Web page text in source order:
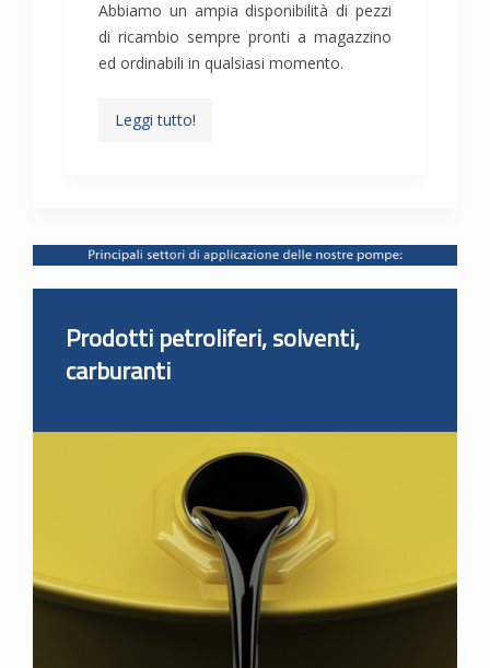
Abbiamo un ampia disponibilità di pezzi
di ricambio sempre pronti a magazzino
ed ordinabili in qualsiasi momento.
Leggi tutto!
Prodotti petroliferi, solventi,
carburanti